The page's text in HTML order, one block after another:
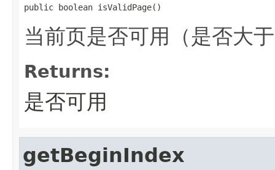
public boolean isValidPage()
当前页是否可用（是否大
Returns:
是否可用
getBeginIndex